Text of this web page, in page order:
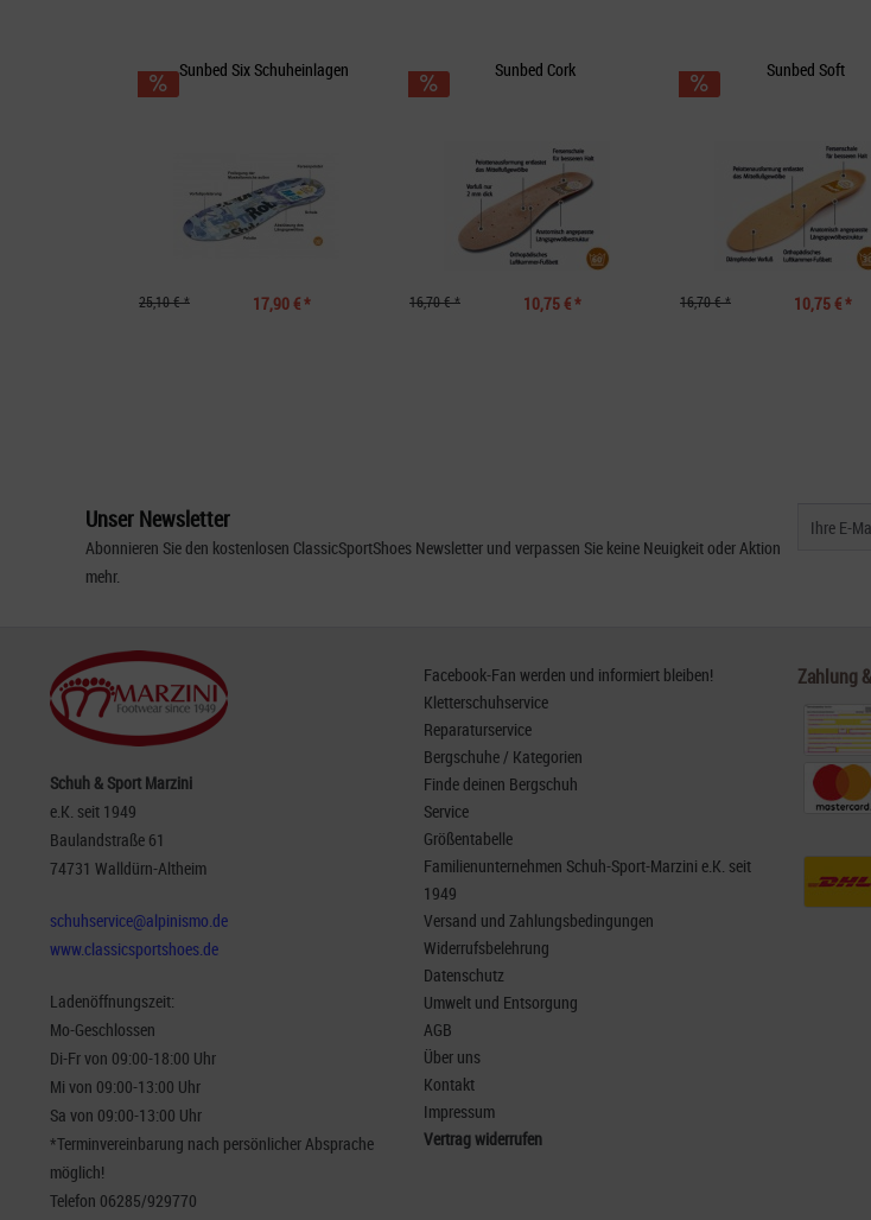
17,90 € *
25,10 € *
Sunbed Six Schuheinlagen
10,75 € *
16,70 € *
Sunbed Cork
10,75 € *
16,70 € *
Sunbed Soft
Unser Newsletter
Abonnieren Sie den kostenlosen ClassicSportShoes Newsletter und verpassen Sie keine Neuigkeit oder Aktion
mehr.
Schuh & Sport Marzini
e.K. seit 1949
Baulandstraße 61
74731 Walldürn-Altheim
schuhservice@alpinismo.de
www.classicsportshoes.de
Ladenöffnungszeit:
Mo-Geschlossen
Di-Fr von 09:00-18:00 Uhr
Mi von 09:00-13:00 Uhr
Sa von 09:00-13:00 Uhr
*Terminvereinbarung nach persönlicher Absprache
möglich!
Telefon 06285/929770
Facebook-Fan werden und informiert bleiben!
Kletterschuhservice
Reparaturservice
Bergschuhe / Kategorien
Finde deinen Bergschuh
Service
Größentabelle
Familienunternehmen Schuh-Sport-Marzini e.K. seit
1949
Versand und Zahlungsbedingungen
Widerrufsbelehrung
Datenschutz
Umwelt und Entsorgung
AGB
Über uns
Kontakt
Impressum
Vertrag widerrufen
Zahlung